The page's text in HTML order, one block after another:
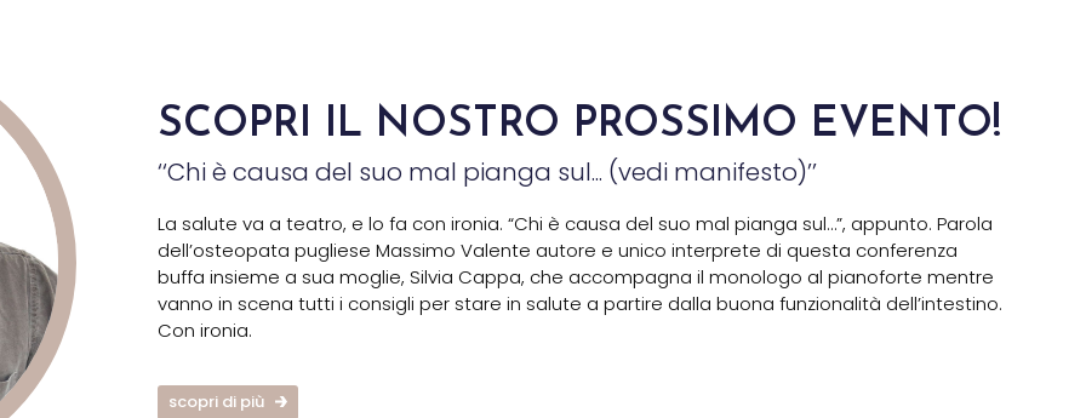
SCOPRI IL NOSTRO PROSSIMO EVENTO!
‘‘Chi è causa del suo mal pianga sul... (vedi manifesto)’’
La salute va a teatro, e lo fa con ironia. “Chi è causa del suo mal pianga sul…”, appunto. Parola
dell’osteopata pugliese Massimo Valente autore e unico interprete di questa conferenza
buffa insieme a sua moglie, Silvia Cappa, che accompagna il monologo al pianoforte mentre
vanno in scena tutti i consigli per stare in salute a partire dalla buona funzionalità dell’intestino.
Con ironia.
scopri di più